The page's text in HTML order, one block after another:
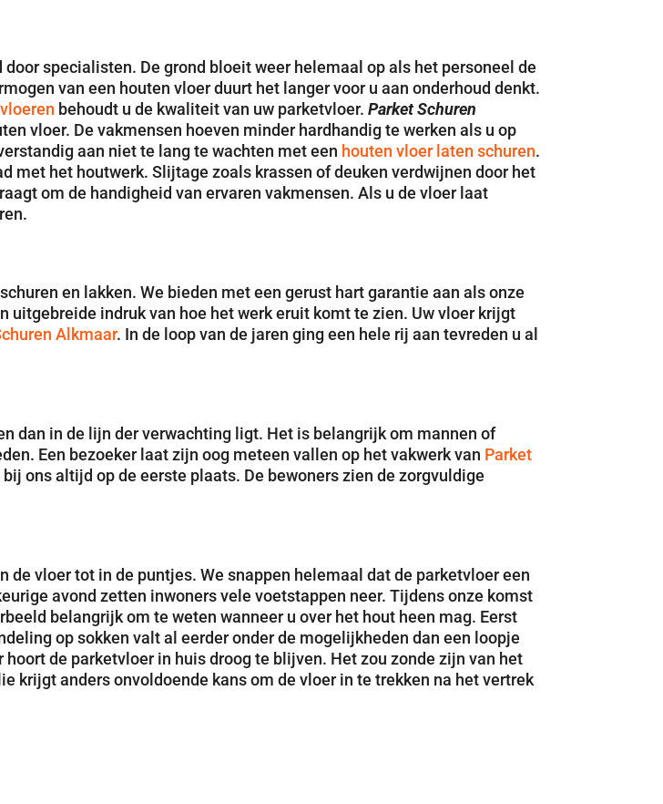
specialisten. De grond bloeit weer helemaal op als het personeel de
van een houten vloer duurt het langer voor u aan onderhoud denkt.
behoudt u de kwaliteit van uw parketvloer.Parket Schuren
vloer. De vakmensen hoeven minder hardhandig te werken als u op
aan niet te lang te wachten met een houten vloer laten schuren.
met het houtwerk. Slijtage zoals krassen of deuken verdwijnen door het
om de handigheid van ervaren vakmensen. Als u de vloer laat
en lakken. We bieden met een gerust hart garantie aan als onze
uitgebreide indruk van hoe het werk eruit komt te zien. Uw vloer krijgt
Alkmaar. In de loop van de jaren ging een hele rij aan tevreden u al
dan in de lijn der verwachting ligt. Het is belangrijk om mannen of
Een bezoeker laat zijn oog meteen vallen op het vakwerk van Parket
ons altijd op de eerste plaats. De bewoners zien de zorgvuldige
vloer tot in de puntjes. We snappen helemaal dat de parketvloer een
avond zetten inwoners vele voetstappen neer. Tijdens onze komst
belangrijk om te weten wanneer u over het hout heen mag. Eerst
op sokken valt al eerder onder de mogelijkheden dan een loopje
hoort de parketvloer in huis droog te blijven. Het zou zonde zijn van het
krijgt anders onvoldoende kans om de vloer in te trekken na het vertrek